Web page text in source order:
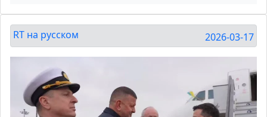
RT на русском 2026-03-17